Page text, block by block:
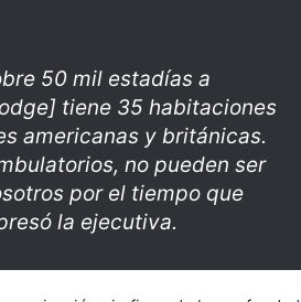
50 mil estadías a
tiene 35 habitaciones
americanas y británicas.
no pueden ser
por el tiempo que
la ejecutiva.